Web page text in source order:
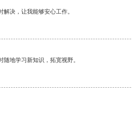
决，让我能够安心工作。
地学习新知识，拓宽视野。